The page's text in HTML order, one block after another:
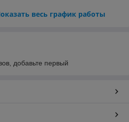
весь график работы
добавьте первый